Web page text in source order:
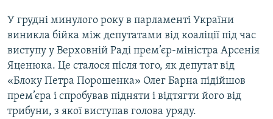
У грудні минулого року в парламенті України
виникла бійка між депутатами від коаліції під час
виступу у Верховній Раді прем’єр-міністра Арсенія
Яценюка. Це сталося після того, як депутат від
«Блоку Петра Порошенка» Олег Барна підійшов
прем’єра і спробував підняти і відтягти його від
трибуни, з якої виступав голова уряду.